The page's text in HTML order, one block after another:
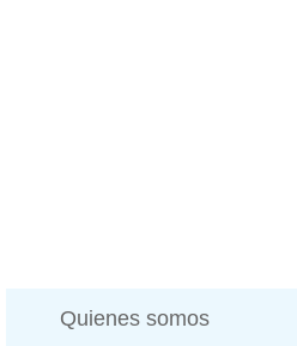
Quienes somos